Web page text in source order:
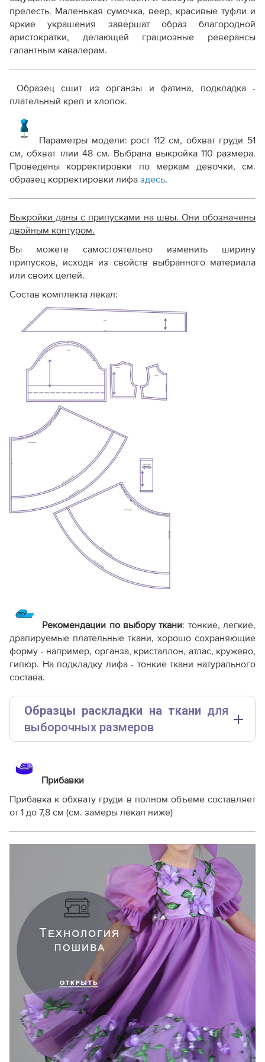
прелесть. Маленькая сумочка, веер, красивые туфли и
яркие украшения завершат образ благородной
аристократки, делающей грациозные реверансы
галантным кавалерам.
Образец сшит из органзы и фатина, подкладка -
плательный креп и хлопок.
Параметры модели: рост 112 см, обхват груди 51
см, обхват тлии 48 см. Выбрана выкройка 110 размера.
Проведены корректировки по меркам девочки, см.
образец корректировки лифа здесь.
Выкройки даны с припусками на швы. Они обозначены
двойным контуром.
Вы можете самостоятельно изменить ширину
припусков, исходя из свойств выбранного материала
или своих целей.
Состав комплекта лекал:
Рекомендации по выбору ткани: тонкие, легкие,
драпируемые плательные ткани, хорошо сохраняющие
форму - например, органза, кристаллон, атлас, кружево,
гипюр. На подкладку лифа - тонкие ткани натурального
состава.
Образцы раскладки на ткани для
выборочных размеров
направления принта)
Прибавки
Прибавка к обхвату груди в полном объеме составляет
от 1 до 7,8 см (см. замеры лекал ниже)